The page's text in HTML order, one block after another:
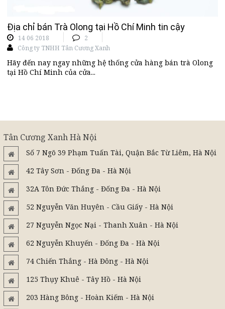
Địa chỉ bán Trà Olong tại Hồ Chí Minh tin cậy
14 06 2018
2
Công ty TNHH Tân Cương Xanh
Hãy đến nay ngay những hệ thống cửa hàng bán trà Olong
tại Hồ Chí Minh của cửa...
Tân Cương Xanh Hà Nội
Số 7 Ngõ 39 Phạm Tuấn Tài, Quận Bắc Từ Liêm, Hà Nội
42 Tây Sơn - Đống Đa - Hà Nội
32A Tôn Đức Thắng - Đống Đa - Hà Nội
52 Nguyễn Văn Huyên - Cầu Giấy - Hà Nội
27 Nguyễn Ngọc Nại - Thanh Xuân - Hà Nội
62 Nguyễn Khuyến - Đống Đa - Hà Nội
74 Chiến Thắng - Hà Đông - Hà Nội
125 Thụy Khuê - Tây Hồ - Hà Nội
203 Hàng Bông - Hoàn Kiếm - Hà Nội